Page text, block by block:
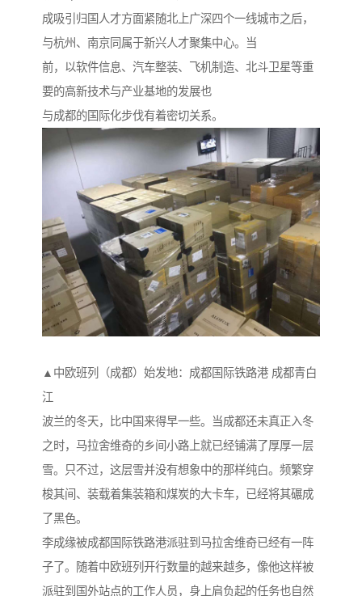
成吸引归国人才方面紧随北上广深四个一线城市之后，
与杭州、南京同属于新兴人才聚集中心。当
前，以软件信息、汽车整装、飞机制造、北斗卫星等重
要的高新技术与产业基地的发展也
与成都的国际化步伐有着密切关系。
▲中欧班列（成都）始发地：成都国际铁路港 成都青白
江
波兰的冬天，比中国来得早一些。当成都还未真正入冬
之时，马拉舍维奇的乡间小路上就已经铺满了厚厚一层
雪。只不过，这层雪并没有想象中的那样纯白。频繁穿
梭其间、装载着集装箱和煤炭的大卡车，已经将其碾成
了黑色。
李成缘被成都国际铁路港派驻到马拉舍维奇已经有一阵
子了。随着中欧班列开行数量的越来越多，像他这样被
派驻到国外站点的工作人员，身上肩负起的任务也自然